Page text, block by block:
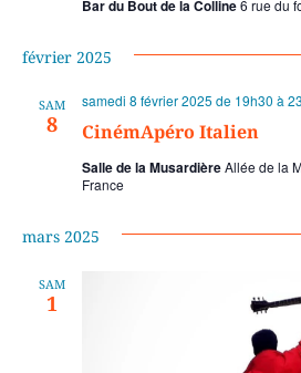
Bar du Bout de la Colline6 rue du
février 2025
SAM
8 CinémApéro Italien
samedi 8 février 2025 de 19h30 à
Salle de la MusardièreAllée de la
France
mars 2025
SAM
1